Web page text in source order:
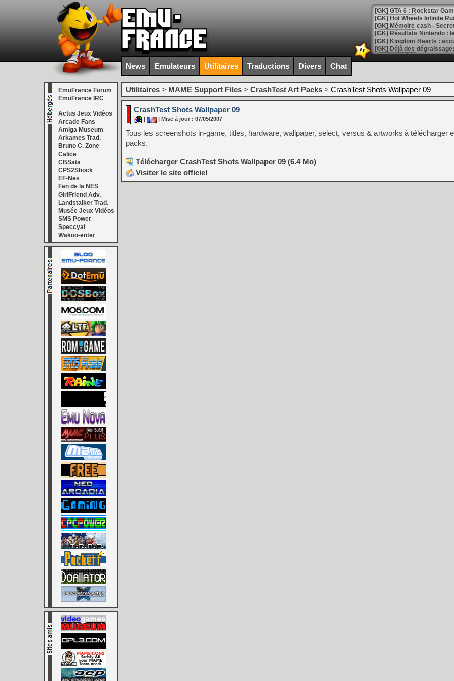
[GK] Hot Wheels Infinite
[GK] Mémoire cash -
[GK] Résultats Nintendo :
[GK] Déjà des
[Mo5] Brickboy cherche à
[GK] Minecraft et ses «
[GK] Beast of
[GK] Ubisoft : fin de partie
[GK] Mémoire cash -
[GK] Dan Houser (GTA)
[GK] Comment EA Sports
[GK] Crimson Moon : un
[GK] Isle of Reveries : le
[GK] Moonlighter 2 : The
[GK] Capcom relance
[Mo5] Deux inédits du
[GK] Le beat'em up The
[GK] Endless Legend 2 :
[LS] [PS5] Le WebKit
[GK] Oubliez Crazy Taxi,
[LS] [Switch] NSZ 5.0.0
[GK] No More Room in
[GK] Un chatbot Atelier
[GK] Mémoire cash -
[GK] Nvidia : le prix des
[GK] Suikoden Star Leap
[Mo5] La mini borne
[GK] Pourquoi Marvel
[GK] Test : Restory : Chill
[GK] GTA 6 : Rockstar
News Emulateurs Utilitaires Traductions Divers Chat
EmuFrance Forum
EmuFrance IRC
===================
Actus Jeux Vidéos
Arcade Fans
Amiga Museum
Arkames Trad.
Bruno C. Zone
Calice
CBSata
CPS2Shock
EF-Nes
Fan de la NES
GirlFriend Adv.
Landstalker Trad.
Musée Jeux Vidéos
SMS Power
Speccyal
Wakoo-enter
Utilitaires > MAME Support Files > CrashTest Art Packs > CrashTest Shots Wallpaper 09
CrashTest Shots Wallpaper 09
| Mise à jour : 07/05/2007
Tous les screenshots in-game, titles, hardware, wallpaper, select, versus & artworks à télécharger
packs.
Télécharger CrashTest Shots Wallpaper 09 (6.4 Mo)
Visiter le site officiel